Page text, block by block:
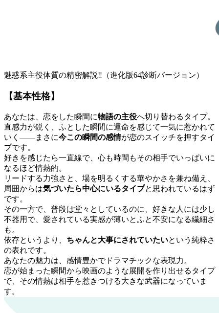
魅惑系主役体質の精密解説‼︎ （進化版64診断バージョン）
【基本性格】
あなたは、恋をした瞬間に物語の主役へ切り替わるタイプ。
直感力が鋭く、ふとした瞬間に運命を感じて一気に惹かれて
いく――まさに今この瞬間の感情が恋のスイッチを押すタイ
プです。
好きを感じたら一直線で、心も時間もその相手でいっぱいに
なるほど情熱的。
リードする力強さと、場を明るくする華やかさを兼ね備え、
周囲からは気づいたら中心にいるタイプと思われているはず
です。
その一方で、普段は堂々としているのに、好きな人には少し
不器用で、愛されている実感が薄いとふと不安になる繊細さ
も。
依存というより、 ちゃんと大事にされていたいという純粋さ
の表れです。
あなたの魅力は、感情豊かでドラマチックな表現力。
恋が始まった瞬間から映画のような展開を作り出せるタイプ
で、その情熱は相手を惹きつける大きな武器になっていま
す。